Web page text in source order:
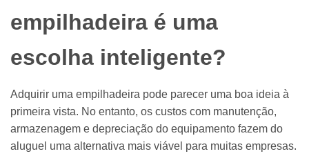
empilhadeira é uma
escolha inteligente?
Adquirir uma empilhadeira pode parecer uma boa ideia à
primeira vista. No entanto, os custos com manutenção,
armazenagem e depreciação do equipamento fazem do
aluguel uma alternativa mais viável para muitas empresas.